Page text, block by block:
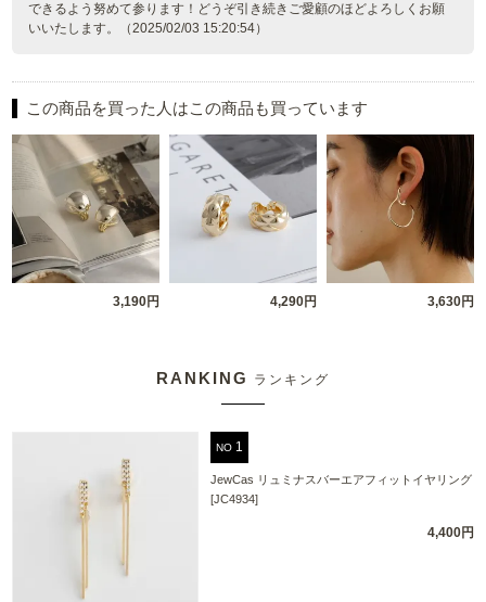
できるよう努めて参ります！どうぞ引き続きご愛顧のほどよろしくお願
いいたします。（2025/02/03 15:20:54）
この商品を買った人はこの商品も買っています
3,190円 4,290円 3,630円
RANKING ランキング
NO
JewCas リュミナスバーエアフィットイヤリング
[JC4934]
4,400円